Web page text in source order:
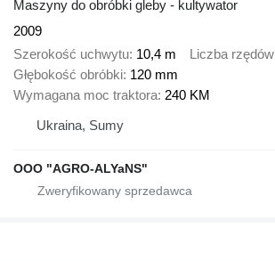
Maszyny do obróbki gleby - kultywator
2009
Szerokość uchwytu 10,4 m Liczba rzędów
Głębokość obróbki 120 mm
Wymagana moc traktora 240 KM
Ukraina, Sumy
OOO "AGRO-ALYaNS"